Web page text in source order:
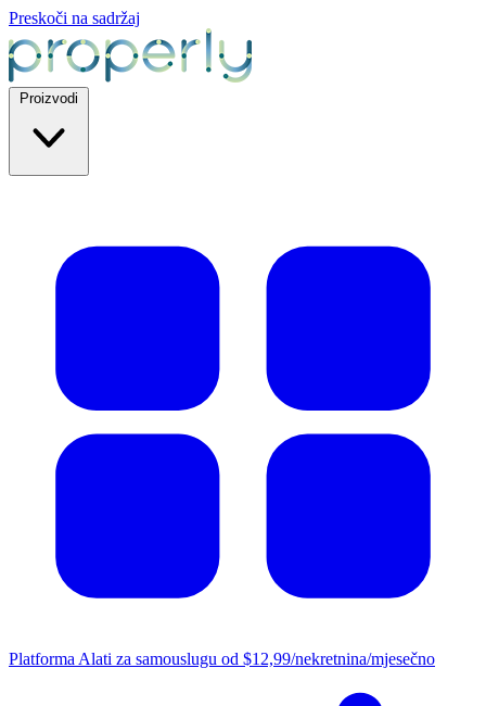
Preskoči na sadržaj
Platforma Alati za samouslugu od $12,99/nekretnina/mjesečno